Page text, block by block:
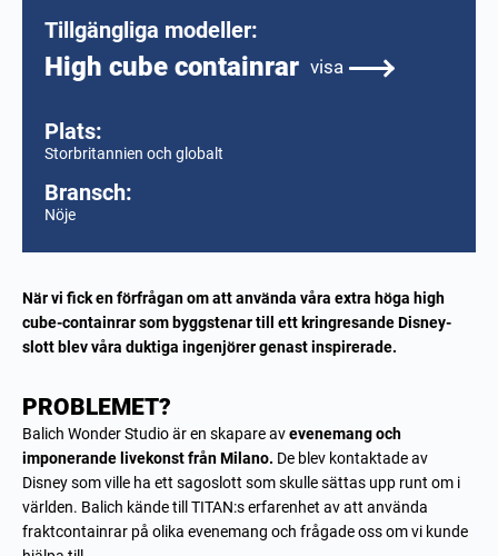
Tillgängliga modeller:
High cube containrar visa
Plats:
Storbritannien och globalt
Bransch:
Nöje
När vi fick en förfrågan om att använda våra extra höga high
cube-containrar som byggstenar till ett kringresande Disney-
slott blev våra duktiga ingenjörer genast inspirerade.
PROBLEMET?
Balich Wonder Studio är en skapare avevenemang och
imponerande livekonst från Milano. De blev kontaktade av
Disney som ville ha ett sagoslott som skulle sättas upp runt om i
världen. Balich kände till TITAN:s erfarenhet av att använda
fraktcontainrar på olika evenemang och frågade oss om vi kunde